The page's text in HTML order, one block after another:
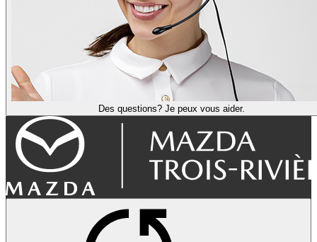
Des questions? Je peux vous aider.